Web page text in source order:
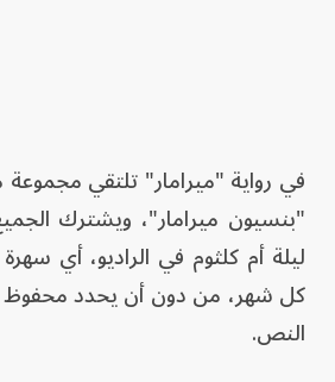
في رواية "ميرامار" تلتقي
"بنسيون ميرامار"، ويشترك
ليلة أم كلثوم في الراديو، أي
كل شهر، من دون أن يحدد محفوظ
النص.